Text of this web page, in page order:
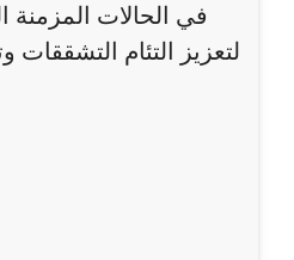
في الحالات المزمنة
لتعزيز التئام